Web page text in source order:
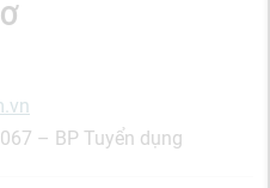
– BP Tuyển dụng